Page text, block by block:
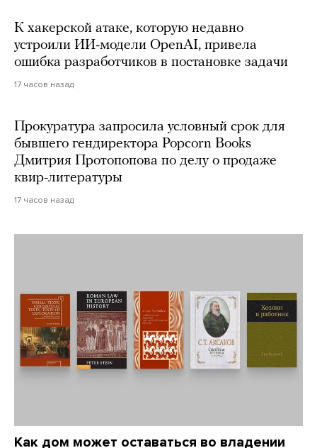
К хакерской атаке, которую недавно
устроили ИИ-модели OpenAI, привела
ошибка разработчиков в постановке задачи
17 часов назад
Прокуратура запросила условный срок для
бывшего гендиректора Popcorn Books
Дмитрия Протопопова по делу о продаже
квир-литературы
17 часов назад
Как дом может оставаться во владении